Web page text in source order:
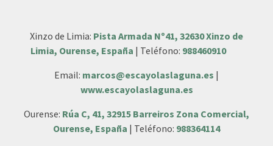
Xinzo de Limia: Pista Armada Nº41, 32630 Xinzo de
Limia, Ourense, España | Teléfono: 988460910
Email: marcos@escayolaslaguna.es |
www.escayolaslaguna.es
Ourense: Rúa C, 41, 32915 Barreiros Zona Comercial,
Ourense, España | Teléfono: 988364114